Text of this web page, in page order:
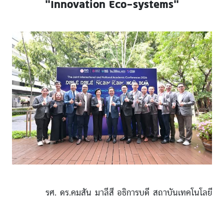
“Innovation Eco-systems”
รศ. ดร.คมสัน มาลีสี อธิการบดี สถาบันเทคโนโลยี